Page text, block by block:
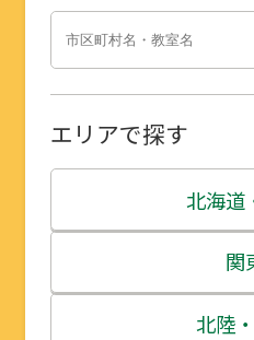
エリアで探す
北海道
北
青
関
茨
北陸